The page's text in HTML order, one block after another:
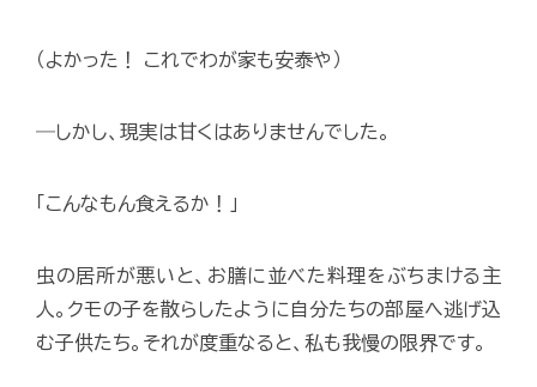
（よかった！ これでわが家も安泰や）
―しかし、現実は甘くはありませんでした。
「こんなもん食えるか！」
虫の居所が悪いと、お膳に並べた料理をぶちまける主
人。クモの子を散らしたように自分たちの部屋へ逃げ込
む子供たち。それが度重なると、私も我慢の限界です。